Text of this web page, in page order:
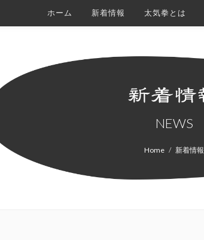
ホーム 新着情報 太気拳とは
NEWS
Home 新着情報